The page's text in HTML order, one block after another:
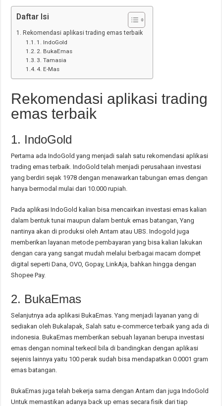
Daftar Isi
Rekomendasi aplikasi trading emas terbaik
1. IndoGold
2. BukaEmas
3. Tamasia
4. E-Mas
Rekomendasi aplikasi trading
emas terbaik
1. IndoGold
Pertama ada IndoGold yang menjadi salah satu rekomendasi aplikasi
trading emas terbaik. IndoGold telah menjadi perusahaan investasi
yang berdiri sejak 1978 dengan menawarkan tabungan emas dengan
hanya bermodal mulai dari 10.000 rupiah.
Pada aplikasi IndoGold kalian bisa mencairkan investasi emas kalian
dalam bentuk tunai maupun dalam bentuk emas batangan, Yang
nantinya akan di produksi oleh Antam atau UBS. Indogold juga
memberikan layanan metode pembayaran yang bisa kalian lakukan
dengan cara yang sangat mudah melalui berbagai macam dompet
digital seperti Dana, OVO, Gopay, LinkAja, bahkan hingga dengan
Shopee Pay.
2. BukaEmas
Selanjutnya ada aplikasi BukaEmas. Yang menjadi layanan yang di
sediakan oleh Bukalapak, Salah satu e-commerce terbaik yang ada di
indonesia. BukaEmas memberikan sebuah layanan berupa investasi
emas dengan nominal terkecil bila di bandingkan dengan aplikasi
sejenis lainnya yaitu 100 perak sudah bisa mendapatkan 0.0001 gram
emas batangan.
BukaEmas juga telah bekerja sama dengan Antam dan juga IndoGold
Untuk memastikan adanya back up emas secara fisik dari tiap